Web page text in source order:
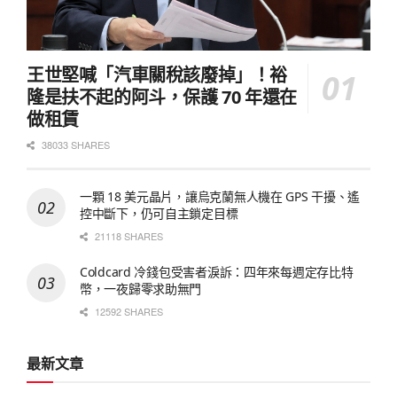
王世堅喊「汽車關稅該廢掉」！裕
隆是扶不起的阿斗，保護 70 年還在
做租賃
38033 SHARES
一顆 18 美元晶片，讓烏克蘭無人機在 GPS 干擾、遙
控中斷下，仍可自主鎖定目標
21118 SHARES
Coldcard 冷錢包受害者淚訴：四年來每週定存比特
幣，一夜歸零求助無門
12592 SHARES
最新文章